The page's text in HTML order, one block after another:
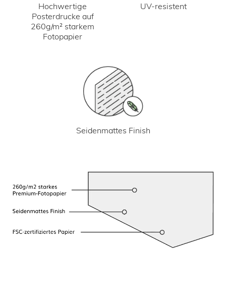
Hochwertige
Posterdrucke auf
260g/m² starkem
Fotopapier
UV-resistent
Seidenmattes Finish